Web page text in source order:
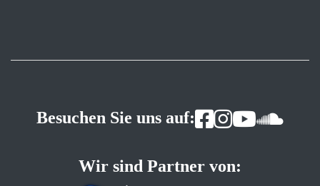
Besuchen Sie uns auf:
Wir sind Partner von: